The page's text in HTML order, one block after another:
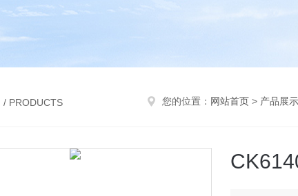
/ PRODUCTS 您的位置： 网站首页 > 产品展示